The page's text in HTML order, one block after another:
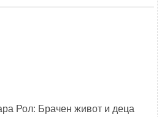
Рол: Брачен живот и деца